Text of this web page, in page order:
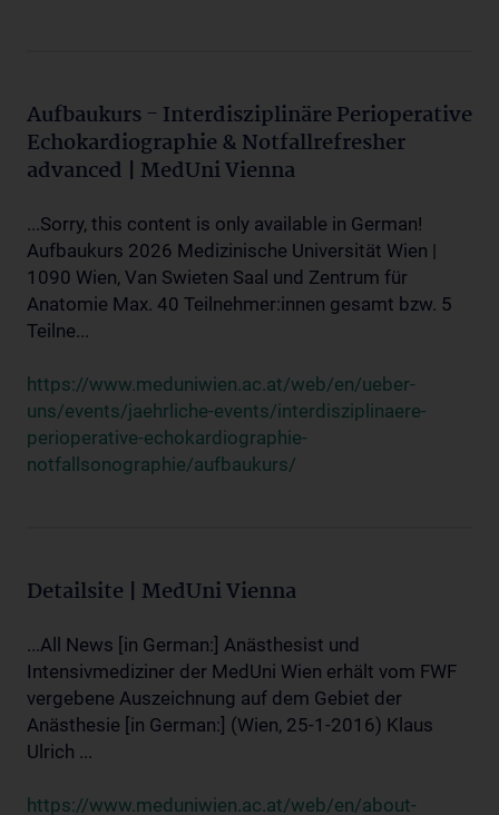
Aufbaukurs - Interdisziplinäre Perioperative
Echokardiographie & Notfallrefresher
advanced | MedUni Vienna
...Sorry, this content is only available in German!
Aufbaukurs 2026 Medizinische Universität Wien |
1090 Wien, Van Swieten Saal und Zentrum für
Anatomie Max. 40 Teilnehmer:innen gesamt bzw. 5
Teilne...
https://www.meduniwien.ac.at/web/en/ueber-
uns/events/jaehrliche-events/interdisziplinaere-
perioperative-echokardiographie-
notfallsonographie/aufbaukurs/
Detailsite | MedUni Vienna
...All News [in German:] Anästhesist und
Intensivmediziner der MedUni Wien erhält vom FWF
vergebene Auszeichnung auf dem Gebiet der
Anästhesie [in German:] (Wien, 25-1-2016) Klaus
Ulrich ...
https://www.meduniwien.ac.at/web/en/about-